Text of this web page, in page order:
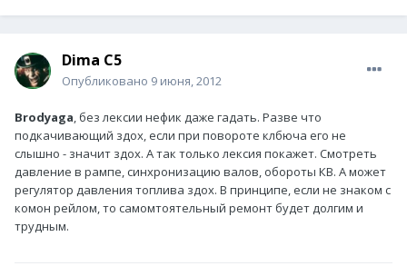
Dima C5
Опубликовано 9 июня, 2012
Brodyaga, без лексии нефик даже гадать. Разве что
подкачивающий здох, если при повороте клбюча его не
слышно - значит здох. А так только лексия покажет. Смотреть
давление в рампе, синхронизацию валов, обороты КВ. А может
регулятор давления топлива здох. В принципе, если не знаком с
комон рейлом, то самомтоятельный ремонт будет долгим и
трудным.